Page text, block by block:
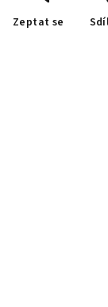
Zeptat se